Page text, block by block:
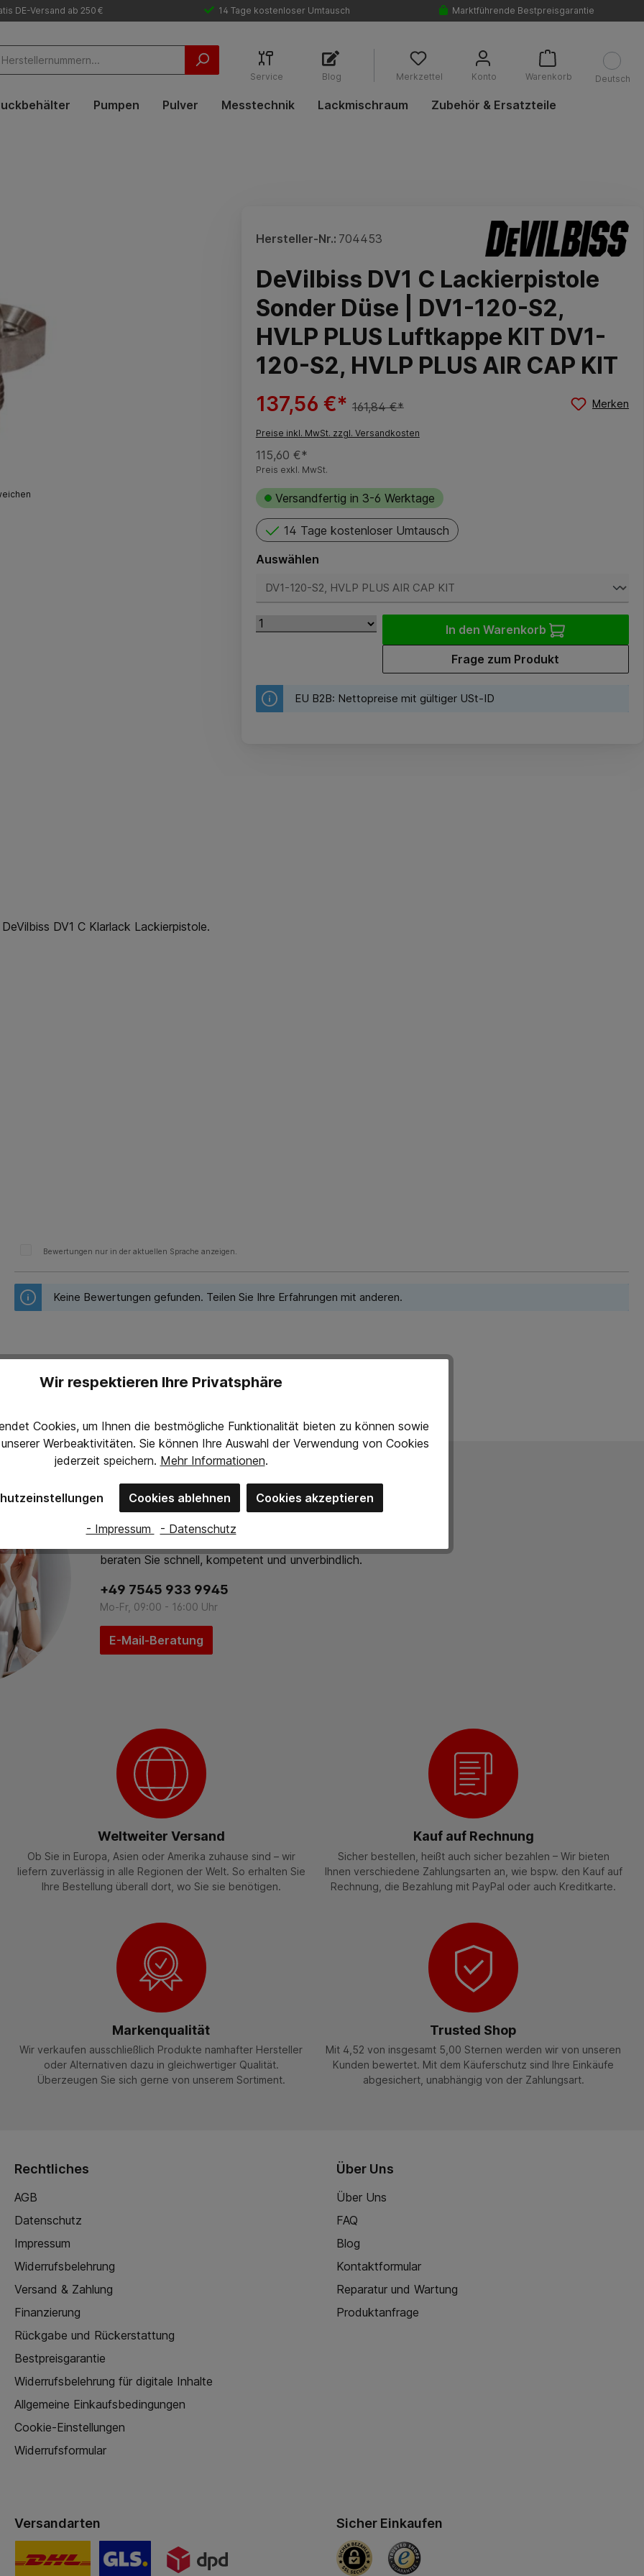
DE-Versand ab 250 € 14 Tage kostenloser Umtausch Marktführende Bestpreisgarantie
Service Blog Merkzettel Konto Warenkorb Deutsch
Pumpen Pulver Messtechnik Lackmischraum Zubehör & Ersatzteile
Hersteller-Nr.: 704453
DeVilbiss DV1 C Lackierpistole
Sonder Düse | DV1-120-S2,
HVLP PLUS Luftkappe KIT DV1-
120-S2, HVLP PLUS AIR CAP KIT
137,56 €* 161,84 €* Merken
Preise inkl. MwSt. zzgl. Versandkosten
115,60 €*
Preis exkl. MwSt.
Versandfertig in 3-6 Werktage
14 Tage kostenloser Umtausch
Auswählenauswählen
In den Warenkorb
Frage zum Produkt
EU B2B: Nettopreise mit gültiger USt-ID
DV1 C Klarlack Lackierpistole.
Bewertungen nur in der aktuellen Sprache anzeigen.
Keine Bewertungen gefunden. Teilen Sie Ihre Erfahrungen mit anderen.
Persönliche Beratung
beraten Sie schnell, kompetent und unverbindlich.
+49 7545 933 9945
Mo-Fr, 09:00 - 16:00 Uhr
E-Mail-Beratung
Weltweiter Versand
Ob Sie in Europa, Asien oder Amerika zuhause sind – wir
liefern zuverlässig in alle Regionen der Welt. So erhalten Sie
Ihre Bestellung überall dort, wo Sie sie benötigen.
Kauf auf Rechnung
Sicher bestellen, heißt auch sicher bezahlen – Wir bieten
Ihnen verschiedene Zahlungsarten an, wie bspw. den Kauf auf
Rechnung, die Bezahlung mit PayPal oder auch Kreditkarte.
Markenqualität
Wir verkaufen ausschließlich Produkte namhafter Hersteller
oder Alternativen dazu in gleichwertiger Qualität.
Überzeugen Sie sich gerne von unserem Sortiment.
Trusted Shop
Mit 4,52 von insgesamt 5,00 Sternen werden wir von unseren
Kunden bewertet. Mit dem Käuferschutz sind Ihre Einkäufe
abgesichert, unabhängig von der Zahlungsart.
Rechtliches
AGB
Datenschutz
Impressum
Widerrufsbelehrung
Versand & Zahlung
Finanzierung
Rückgabe und Rückerstattung
Bestpreisgarantie
Widerrufsbelehrung für digitale Inhalte
Allgemeine Einkaufsbedingungen
Cookie-Einstellungen
Widerrufsformular
Über Uns
Über Uns
FAQ
Blog
Kontaktformular
Reparatur und Wartung
Produktanfrage
Versandarten Sicher Einkaufen
Wir respektieren Ihre Privatsphäre
Cookies, um Ihnen die bestmögliche Funktionalität bieten zu können sowie
Werbeaktivitäten. Sie können Ihre Auswahl der Verwendung von Cookies
jederzeit speichern. Mehr Informationen.
Cookies ablehnen Cookies akzeptieren
- Impressum - Datenschutz